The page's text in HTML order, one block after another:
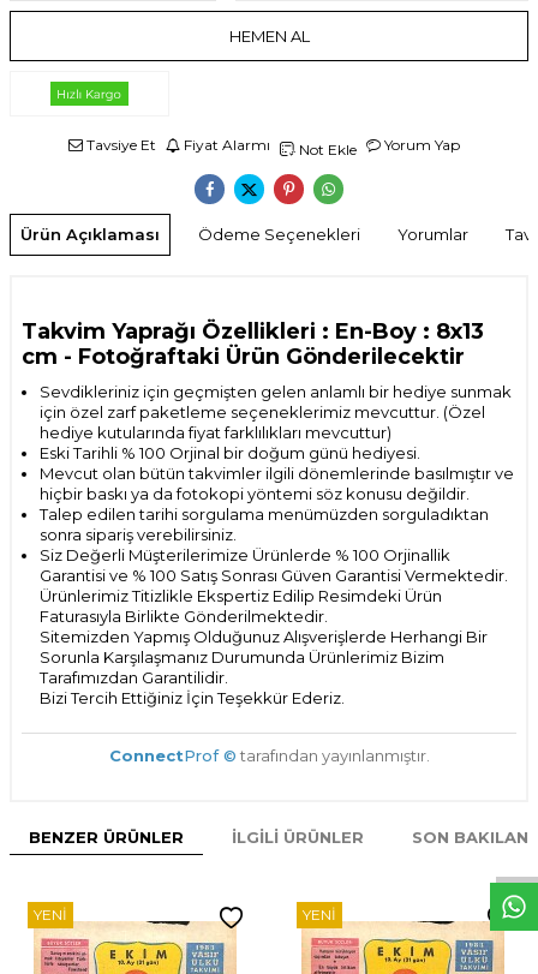
W
h
t
s
p
p
D
e
s
e
H
a
t
t
HEMEN AL
Tavsiye Et Fiyat Alarmı Not Ekle Yorum Yap
Ürün Açıklaması Ödeme Seçenekleri Yorumlar
Takvim Yaprağı Özellikleri : En-Boy : 8x13
cm - Fotoğraftaki Ürün Gönderilecektir
Sevdikleriniz için geçmişten gelen anlamlı bir hediye sunmak
için özel zarf paketleme seçeneklerimiz mevcuttur. (Özel
hediye kutularında fiyat farklılıkları mevcuttur)
Eski Tarihli % 100 Orjinal bir doğum günü hediyesi.
Mevcut olan bütün takvimler ilgili dönemlerinde basılmıştır ve
hiçbir baskı ya da fotokopi yöntemi söz konusu değildir.
Talep edilen tarihi sorgulama menümüzden sorguladıktan
sonra sipariş verebilirsiniz.
Siz Değerli Müşterilerimize Ürünlerde % 100 Orjinallik
Garantisi ve % 100 Satış Sonrası Güven Garantisi Vermektedir.
Ürünlerimiz Titizlikle Ekspertiz Edilip Resimdeki Ürün
Faturasıyla Birlikte Gönderilmektedir.
Sitemizden Yapmış Olduğunuz Alışverişlerde Herhangi Bir
Sorunla Karşılaşmanız Durumunda Ürünlerimiz Bizim
Tarafımızdan Garantilidir.
Bizi Tercih Ettiğiniz İçin Teşekkür Ederiz.
ConnectProf © tarafından yayınlanmıştır.
BENZER ÜRÜNLER İLGILI ÜRÜNLER SON
YENI YENI